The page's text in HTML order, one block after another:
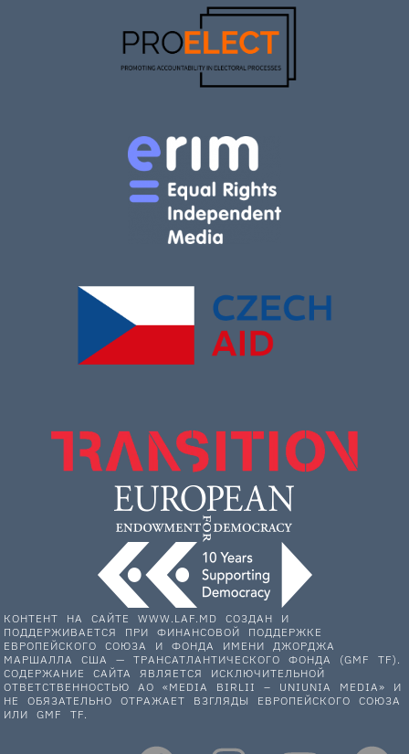
КОНТЕНТ НА САЙТЕ WWW.LAF.MD СОЗДАН И
ПОДДЕРЖИВАЕТСЯ ПРИ ФИНАНСОВОЙ ПОДДЕРЖКЕ
ЕВРОПЕЙСКОГО СОЮЗА И ФОНДА ИМЕНИ ДЖОРДЖА
МАРШАЛЛА США — ТРАНСАТЛАНТИЧЕСКОГО ФОНДА (GMF TF).
СОДЕРЖАНИЕ САЙТА ЯВЛЯЕТСЯ ИСКЛЮЧИТЕЛЬНОЙ
ОТВЕТСТВЕННОСТЬЮ АО «MEDIA BIRLII – UNIUNIA MEDIA» И
НЕ ОБЯЗАТЕЛЬНО ОТРАЖАЕТ ВЗГЛЯДЫ ЕВРОПЕЙСКОГО СОЮЗА
ИЛИ GMF TF.